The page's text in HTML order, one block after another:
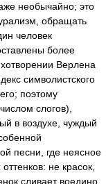
необычайно; это
обращать
человек
более
Верлена
символистского
поэтому
слогов),
в воздухе, чуждый
песни, где неясное
не красок,
сливает воедино